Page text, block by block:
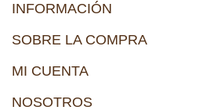
INFORMACIÓN
SOBRE LA COMPRA
MI CUENTA
NOSOTROS